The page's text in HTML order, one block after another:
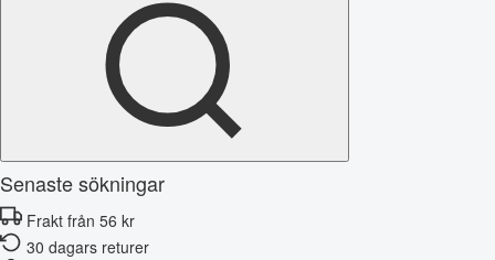
Senaste sökningar
Frakt från 56 kr
30 dagars returer